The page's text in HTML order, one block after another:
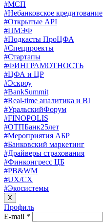
#МСП
#Небанковское кредитование
#Открытые API
#ПМЭФ
#Подкасты ПроЦФА
#Спецпроекты
#Стартапы
#ФИНГРАМОТНОСТЬ
#ЦФА и ЦР
#Эскроу
#BankSummit
#Real-time аналитика и BI
#УральскийФорум
#FINOPOLIS
#ОТПБанк25лет
#Мероприятия АБР
#Банковский маркетинг
#Драйверы страхования
#Финконгресс ЦБ
#PB&WM
#UX/CX
#Экосистемы
X
Профиль
E-mail *